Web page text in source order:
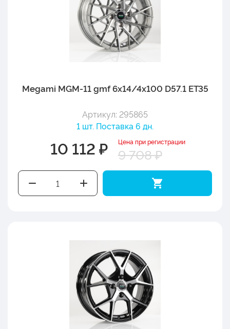
Megami MGM-11 gmf 6x14/4x100 D57.1 ET35
Артикул: 295865
1 шт. Поставка 6 дн.
10 112 ₽ Цена при регистрации
9 708 ₽